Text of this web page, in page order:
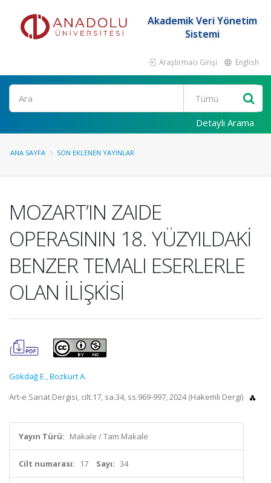
Akademik Veri Yönetim
Sistemi
Araştırmacı Girişi English
Ara
Detaylı Arama
ANA SAYFA SON EKLENEN YAYINLAR
MOZART’IN ZAIDE
OPERASININ 18. YÜZYILDAKİ
BENZER TEMALI ESERLERLE
OLAN İLİŞKİSİ
Gökdağ E.,Bozkurt A.
Art-e Sanat Dergisi, cilt.17, sa.34, ss.969-997, 2024 (Hakemli Dergi)
Yayın Türü: Makale / Tam Makale
Cilt numarası: 17 Sayı: 34